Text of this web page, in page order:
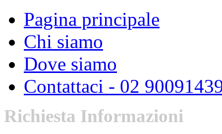
Pagina principale
Chi siamo
Dove siamo
Contattaci - 02
Richiesta Informazioni